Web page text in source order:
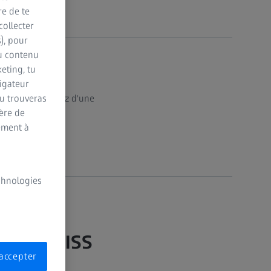
et bénéficiez d'une
ZEISS
de te
pour
contenu
tu
trouveras
de
à